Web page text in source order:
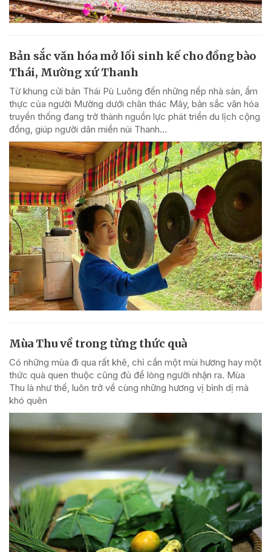
Bản sắc văn hóa mở lối sinh kế cho đồng bào
Thái, Mường xứ Thanh
Từ khung cửi bản Thái Pù Luông đến những nếp nhà sàn, ẩm
thực của người Mường dưới chân thác Mây, bản sắc văn hóa
truyền thống đang trở thành nguồn lực phát triển du lịch cộng
đồng, giúp người dân miền núi Thanh...
Mùa Thu về trong từng thức quà
Có những mùa đi qua rất khẽ, chỉ cần một mùi hương hay một
thức quà quen thuộc cũng đủ để lòng người nhận ra. Mùa
Thu là như thế, luôn trở về cùng những hương vị bình dị mà
khó quên